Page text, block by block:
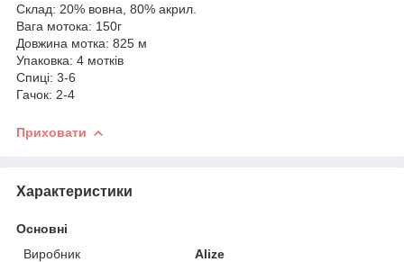
Склад: 20% вовна, 80% акрил.
Вага мотока: 150г
Довжина мотка: 825 м
Упаковка: 4 мотків
Спиці: 3-6
Гачок: 2-4
Приховати
Характеристики
Основні
Виробник
Alize